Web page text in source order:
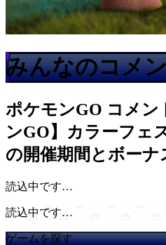
みんなのコメ
ポケモンGO コメン
ンGO】カラーフェ
の開催期間とボー
読込中です…
読込中です…
ゲームを探す